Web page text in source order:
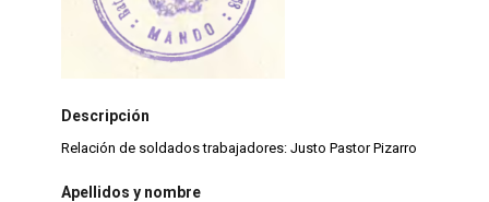
Descripción
Relación de soldados trabajadores: Justo Pastor Pizarro
Apellidos y nombre